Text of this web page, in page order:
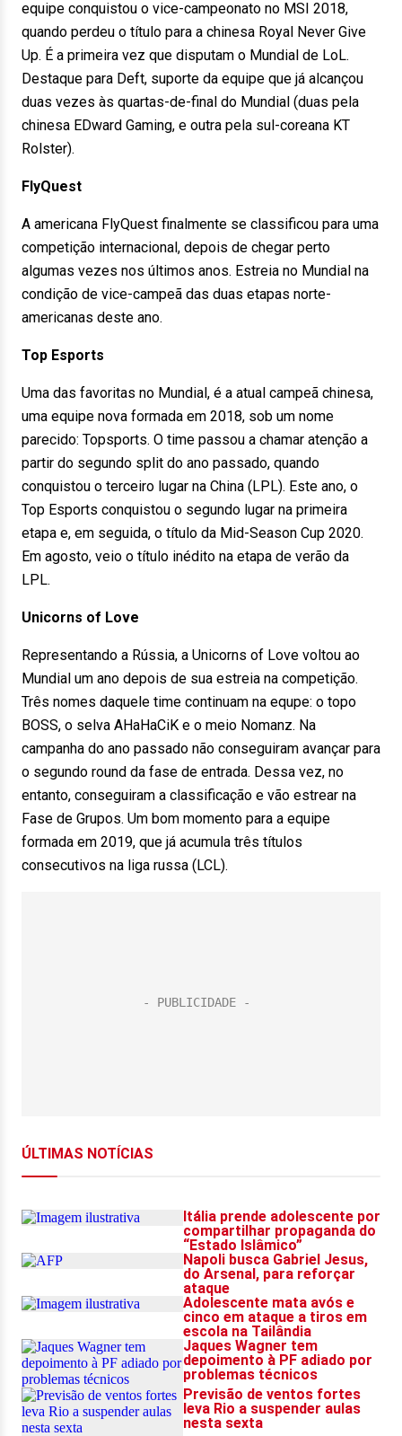
equipe conquistou o vice-campeonato no MSI 2018,
quando perdeu o título para a chinesa Royal Never Give
Up. É a primeira vez que disputam o Mundial de LoL.
Destaque para Deft, suporte da equipe que já alcançou
duas vezes às quartas-de-final do Mundial (duas pela
chinesa EDward Gaming, e outra pela sul-coreana KT
Rolster).
FlyQuest
A americana FlyQuest finalmente se classificou para uma
competição internacional, depois de chegar perto
algumas vezes nos últimos anos. Estreia no Mundial na
condição de vice-campeã das duas etapas norte-
americanas deste ano.
Top Esports
Uma das favoritas no Mundial, é a atual campeã chinesa,
uma equipe nova formada em 2018, sob um nome
parecido: Topsports. O time passou a chamar atenção a
partir do segundo split do ano passado, quando
conquistou o terceiro lugar na China (LPL). Este ano, o
Top Esports conquistou o segundo lugar na primeira
etapa e, em seguida, o título da Mid-Season Cup 2020.
Em agosto, veio o título inédito na etapa de verão da
LPL.
Unicorns of Love
Representando a Rússia, a Unicorns of Love voltou ao
Mundial um ano depois de sua estreia na competição.
Três nomes daquele time continuam na equpe: o topo
BOSS, o selva AHaHaCiK e o meio Nomanz. Na
campanha do ano passado não conseguiram avançar para
o segundo round da fase de entrada. Dessa vez, no
entanto, conseguiram a classificação e vão estrear na
Fase de Grupos. Um bom momento para a equipe
formada em 2019, que já acumula três títulos
consecutivos na liga russa (LCL).